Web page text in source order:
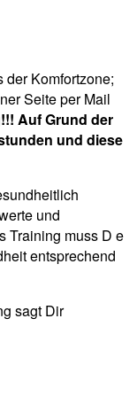
Komfortzone;
Seite per Mail
Auf Grund der
und diese
und
Training muss D e
entsprechend
sagt Dir